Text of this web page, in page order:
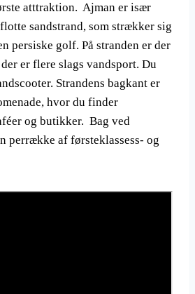
atttraktion. Ajman er især
sandstrand, som strækker sig
persiske golf. På stranden er der
er flere slags vandsport. Du
Strandens bagkant er
hvor du finder
og butikker. Bag ved
perrække af førsteklassess- og